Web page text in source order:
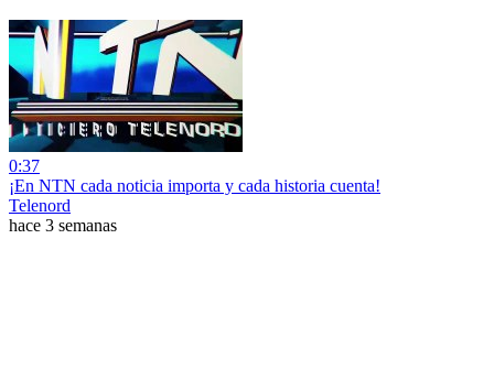
0:37
¡En NTN cada noticia importa y cada historia cuenta!
Telenord
hace 3 semanas